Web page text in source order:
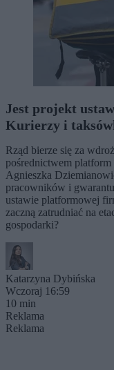
Jest projekt
Kurierzy i
Rząd bierze się za
pośrednictwem
Agnieszka
pracowników i
ustawie platformowej
zaczną zatrudniać na
gospodarki?
Katarzyna Dybińska
Wczoraj 16:59
10 min
Reklama
Reklama